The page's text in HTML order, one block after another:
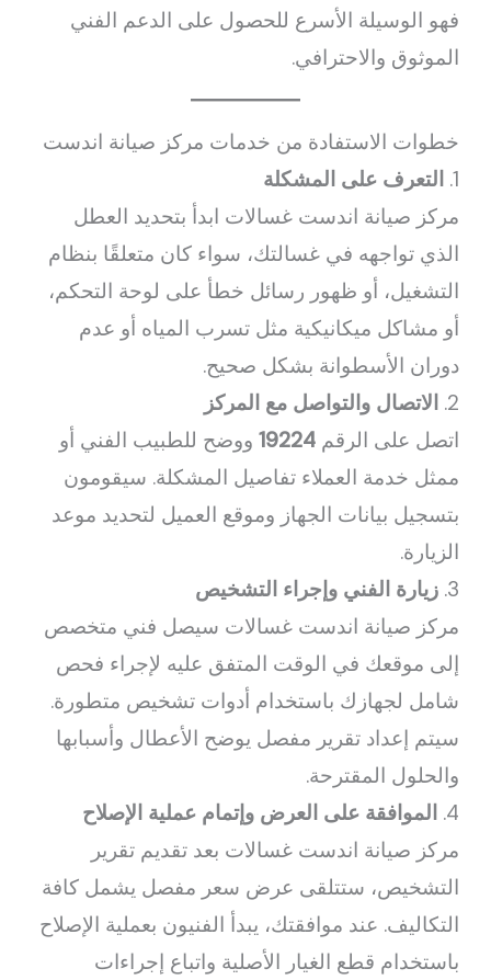
فهو الوسيلة الأسرع للحصول على الدعم الفني
الموثوق والاحترافي.
خطوات الاستفادة من خدمات مركز صيانة اندست
1. التعرف على المشكلة
مركز صيانة اندست غسالات ابدأ بتحديد العطل
الذي تواجهه في غسالتك، سواء كان متعلقًا بنظام
التشغيل، أو ظهور رسائل خطأ على لوحة التحكم،
أو مشاكل ميكانيكية مثل تسرب المياه أو عدم
دوران الأسطوانة بشكل صحيح.
2. الاتصال والتواصل مع المركز
اتصل على الرقم19224 ووضح للطبيب الفني أو
ممثل خدمة العملاء تفاصيل المشكلة. سيقومون
بتسجيل بيانات الجهاز وموقع العميل لتحديد موعد
الزيارة.
3. زيارة الفني وإجراء التشخيص
مركز صيانة اندست غسالات سيصل فني متخصص
إلى موقعك في الوقت المتفق عليه لإجراء فحص
شامل لجهازك باستخدام أدوات تشخيص متطورة.
سيتم إعداد تقرير مفصل يوضح الأعطال وأسبابها
والحلول المقترحة.
4. الموافقة على العرض وإتمام عملية الإصلاح
مركز صيانة اندست غسالات بعد تقديم تقرير
التشخيص، ستتلقى عرض سعر مفصل يشمل كافة
التكاليف. عند موافقتك، يبدأ الفنيون بعملية الإصلاح
باستخدام قطع الغيار الأصلية واتباع إجراءات